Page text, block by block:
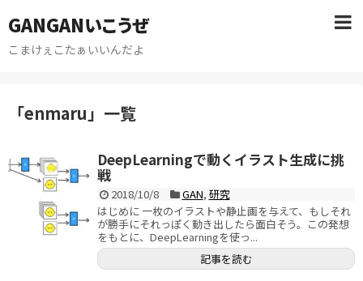
GANGANいこうぜ
こまけぇこたぁいいんだよ
「enmaru」 一覧
DeepLearningで動くイラスト生成に挑
戦
2018/10/8 GAN, 研究
はじめに 一枚のイラストや静止画を与えて、もしそれ
が勝手にそれっぽく動き出したら面白そう。この発想
をもとに、DeepLearningを使っ...
記事を読む